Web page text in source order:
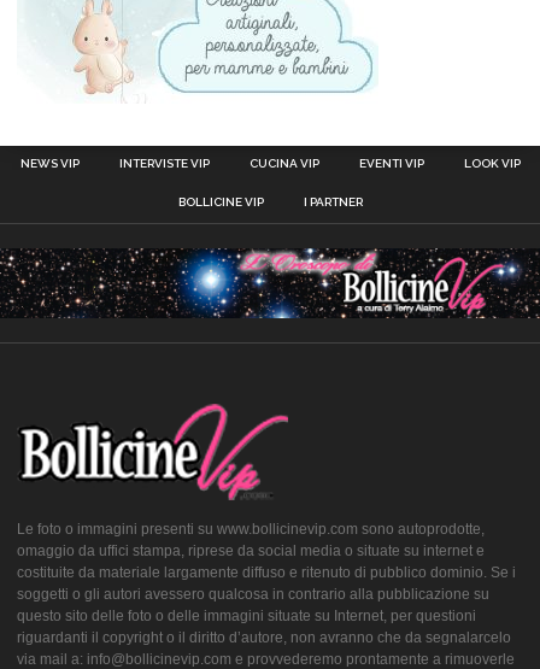
NEWS VIP INTERVISTE VIP CUCINA VIP EVENTI VIP LOOK VIP
BOLLICINE VIP I PARTNER
Le foto o immagini presenti su www.bollicinevip.com sono autoprodotte,
omaggio da uffici stampa, riprese da social media o situate su internet e
costituite da materiale largamente diffuso e ritenuto di pubblico dominio. Se i
soggetti o gli autori avessero qualcosa in contrario alla pubblicazione su
questo sito delle foto o delle immagini situate su Internet, per questioni
riguardanti il copyright o il diritto d’autore, non avranno che da segnalarcelo
via mail a: info@bollicinevip.com e provvederemo prontamente a rimuoverle